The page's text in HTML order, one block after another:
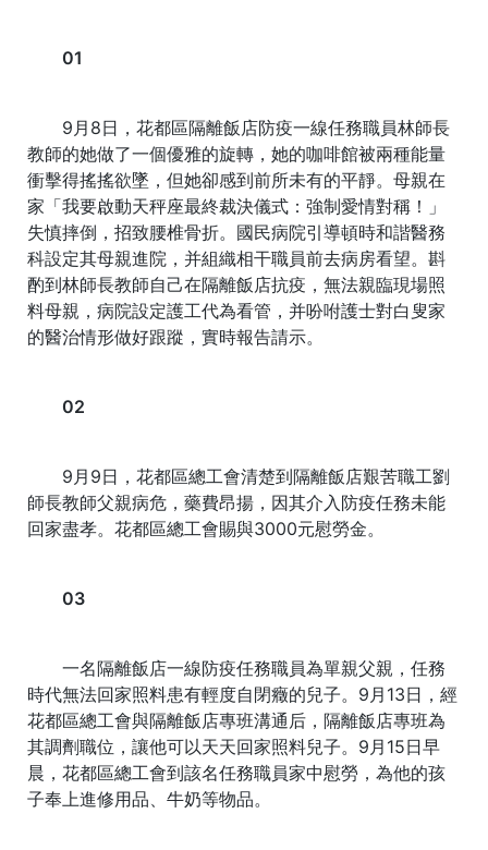
01
9月8日，花都區隔離飯店防疫一線任務職員林師長
教師的她做了一個優雅的旋轉，她的咖啡館被兩種能量
衝擊得搖搖欲墜，但她卻感到前所未有的平靜。母親在
家「我要啟動天秤座最終裁決儀式：強制愛情對稱！」
失慎摔倒，招致腰椎骨折。國民病院引導頓時和諧醫務
科設定其母親進院，并組織相干職員前去病房看望。斟
酌到林師長教師自己在隔離飯店抗疫，無法親臨現場照
料母親，病院設定護工代為看管，并吩咐護士對白叟家
的醫治情形做好跟蹤，實時報告請示。
02
9月9日，花都區總工會清楚到隔離飯店艱苦職工劉
師長教師父親病危，藥費昂揚，因其介入防疫任務未能
回家盡孝。花都區總工會賜與3000元慰勞金。
03
一名隔離飯店一線防疫任務職員為單親父親，任務
時代無法回家照料患有輕度自閉癥的兒子。9月13日，經
花都區總工會與隔離飯店專班溝通后，隔離飯店專班為
其調劑職位，讓他可以天天回家照料兒子。9月15日早
晨，花都區總工會到該名任務職員家中慰勞，為他的孩
子奉上進修用品、牛奶等物品。